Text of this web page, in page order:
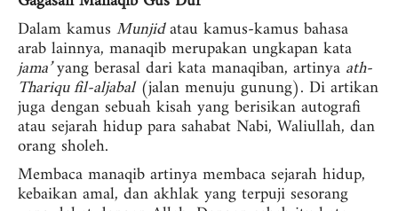
Dalam kamus Munjidatau kamus-kamus bahasa
arab lainnya, manaqib merupakan ungkapan kata
jama’yang berasal dari kata manaqiban, artinya ath-
Thariqu fil-aljabal(jalan menuju gunung). Di artikan
juga dengan sebuah kisah yang berisikan autografi
atau sejarah hidup para sahabat Nabi, Waliullah, dan
orang sholeh.
Membaca manaqib artinya membaca sejarah hidup,
kebaikan amal, dan akhlak yang terpuji sesorang